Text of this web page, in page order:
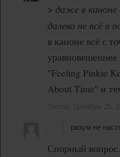
> даже в
далеко не всё в
в каноне всё с
"Feeling Pinkie
About Time" и
разум не
Спорный вопрос.